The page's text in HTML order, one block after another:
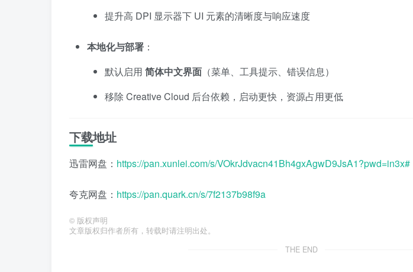
提升高 DPI 显示器下 UI 元素的清晰度与响应速度
本地化与部署 ：
默认启用 简体中文界面 （菜单、工具提示、错误信息）
移除 Creative Cloud 后台依赖，启动更快，资源占用更低
下载地址
迅雷网盘： https://pan.xunlei.com/s/VOkrJdvacn41Bh4gxAgwD9JsA1?pwd=in3x#
夸克网盘： https://pan.quark.cn/s/7f2137b98f9a
© 版权声明
文章版权归作者所有，转载时请注明出处。
THE END